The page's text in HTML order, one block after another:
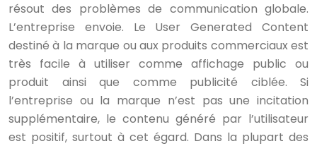
résout des problèmes de communication globale.
L’entreprise envoie. Le User Generated Content
destiné à la marque ou aux produits commerciaux est
très facile à utiliser comme affichage public ou
produit ainsi que comme publicité ciblée. Si
l’entreprise ou la marque n’est pas une incitation
supplémentaire, le contenu généré par l’utilisateur
est positif, surtout à cet égard. Dans la plupart des